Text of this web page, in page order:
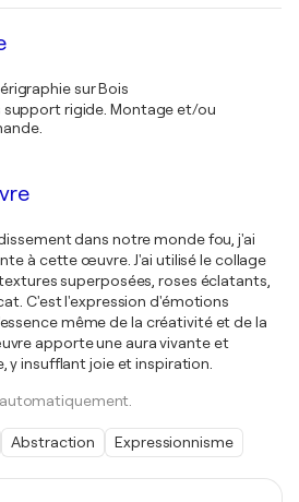
sur Bois
support rigide. Montage et/ou
dans notre monde fou, j'ai
à cette œuvre. J'ai utilisé le collage
superposées, roses éclatants,
C'est l'expression d'émotions
même de la créativité et de la
apporte une aura vivante et
y insufflant joie et inspiration.
Abstraction Expressionnisme